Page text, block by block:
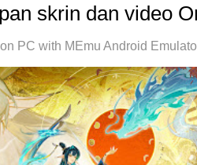
kami, sistem pemetaan kunci
dengan penyerapan
yang sama mungkin. Dan
PC anda, menjadikan
juga keseluruhan proses
skrin dan video
on PC with MEmu Android